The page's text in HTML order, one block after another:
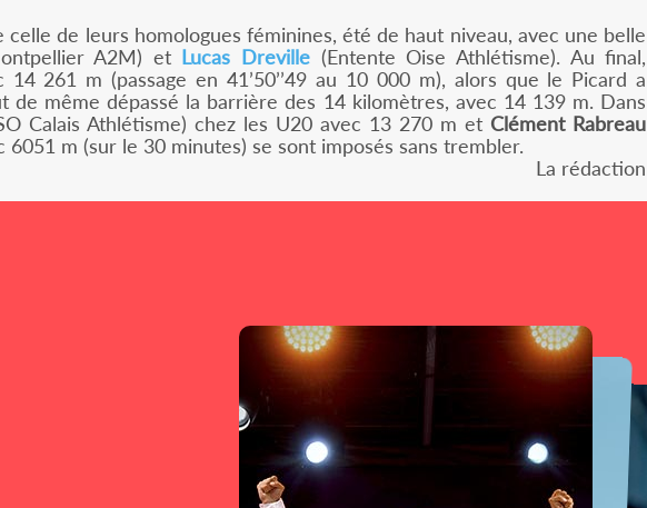
celle de leurs homologues féminines, été de haut niveau, avec une belle
A2M) et Lucas Dreville (Entente Oise Athlétisme). Au final,
261 m (passage en 41’50’’49 au 10 000 m), alors que le Picard a
même dépassé la barrière des 14 kilomètres, avec 14 139 m. Dans
Calais Athlétisme) chez les U20 avec 13 270 m et Clément Rabreau
6051 m (sur le 30 minutes) se sont imposés sans trembler.
La rédaction